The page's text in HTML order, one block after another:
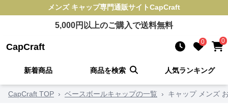
メンズ キャップ専門通販サイトCapCraft
5,000円以上のご購入で送料無料
CapCraft 0 0
新着商品 商品を検索 人気ランキング
CapCraft TOP › ベースボールキャップの一覧 › キャップ メンズ